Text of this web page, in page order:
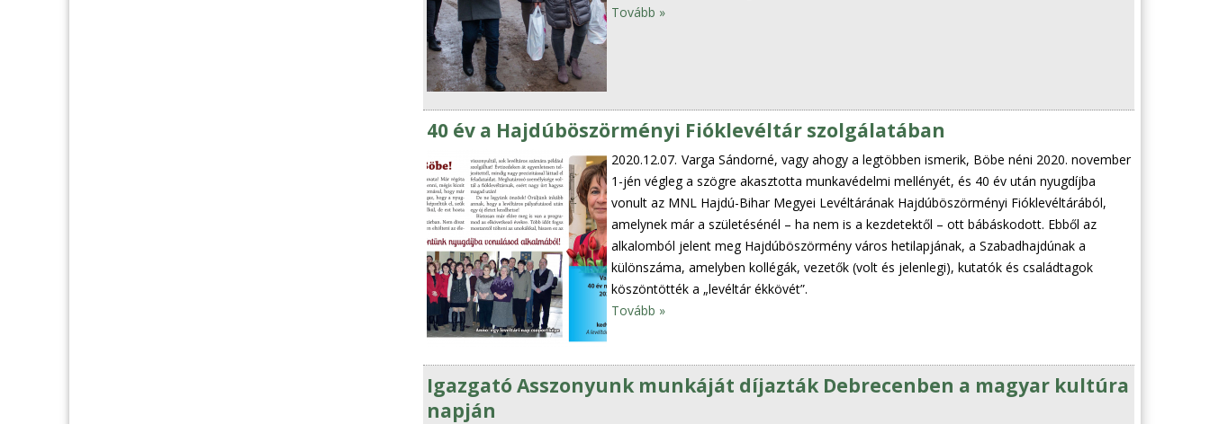
Tovább »
40 év a Hajdúböszörményi Fióklevéltár szolgálatában
2020.12.07. Varga Sándorné, vagy ahogy a legtöbben ismerik, Böbe néni 2020. november
1-jén végleg a szögre akasztotta munkavédelmi mellényét, és 40 év után nyugdíjba
vonult az MNL Hajdú-Bihar Megyei Levéltárának Hajdúböszörményi Fióklevéltárából,
amelynek már a születésénél – ha nem is a kezdetektől – ott bábáskodott. Ebből az
alkalomból jelent meg Hajdúböszörmény város hetilapjának, a Szabadhajdúnak a
különszáma, amelyben kollégák, vezetők (volt és jelenlegi), kutatók és családtagok
köszöntötték a „levéltár ékkövét”.
Tovább »
Igazgató Asszonyunk munkáját díjazták Debrecenben a magyar kultúra
napján